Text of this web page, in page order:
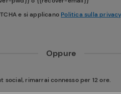
e si applicano Politica sulla privacy
Oppure
social, rimarrai connesso per 12 ore.